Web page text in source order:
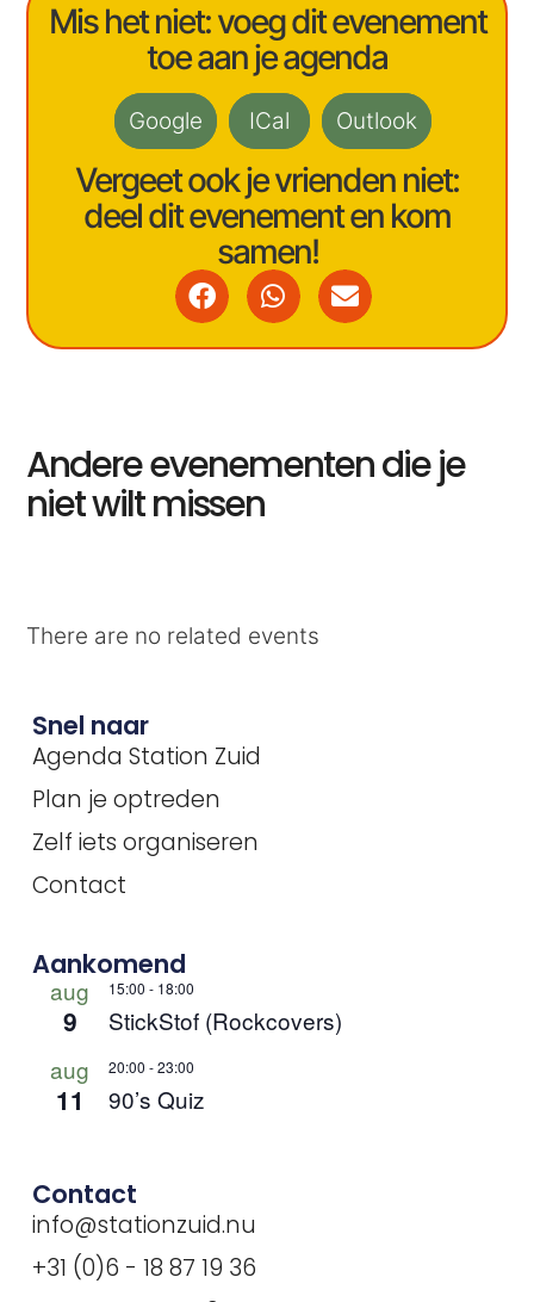
Mis het niet: voeg dit evenement
toe aan je agenda
Google ICal Outlook
Vergeet ook je vrienden niet:
deel dit evenement en kom
samen!
Andere evenementen die je
niet wilt missen
There are no related events
Snel naar
Agenda Station Zuid
Plan je optreden
Zelf iets organiseren
Contact
Aankomend
aug
9
15:00 - 18:00
StickStof (Rockcovers)
aug
11
20:00 -23:00
90’s Quiz
Contact
info@stationzuid.nu
+31 (0)6 - 18 87 19 36